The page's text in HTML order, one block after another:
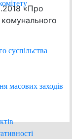
суспільства
масових заходів
«Про
комунального